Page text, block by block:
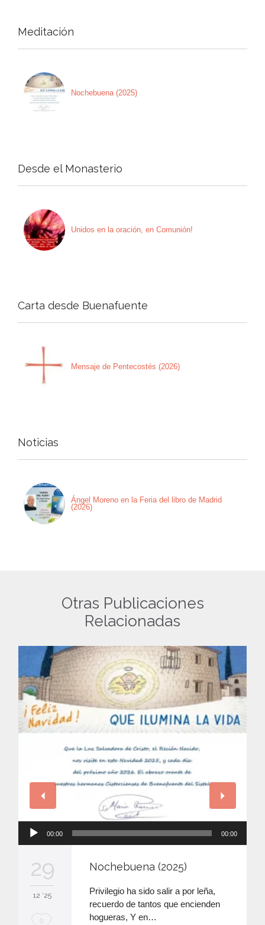
Meditación
Nochebuena (2025)
Desde el Monasterio
Unidos en la oración, en Comunión!
Carta desde Buenafuente
Mensaje de Pentecostés (2026)
Noticias
Ángel Moreno en la Feria del libro de Madrid
(2026)
Otras Publicaciones
Relacionadas
00:00 00:00
29
12 '25
M
0
Nochebuena (2025)
Privilegio ha sido salir a por leña,
recuerdo de tantos que encienden
hogueras, Y en…